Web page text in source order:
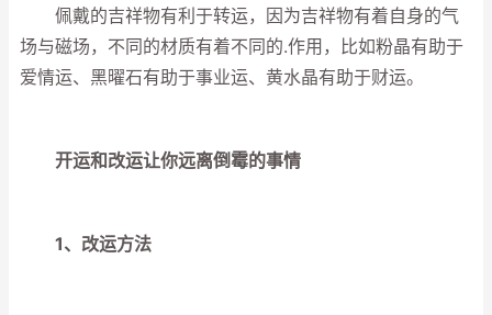
佩戴的吉祥物有利于转运，因为吉祥物有着自身的气
场与磁场，不同的材质有着不同的.作用，比如粉晶有助于
爱情运、黑曜石有助于事业运、黄水晶有助于财运。
开运和改运让你远离倒霉的事情
1、改运方法